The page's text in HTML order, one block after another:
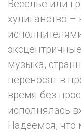
Веселье или
хулиганство
музыка,
переносят в
время без
исполнялась
Надеемся, что